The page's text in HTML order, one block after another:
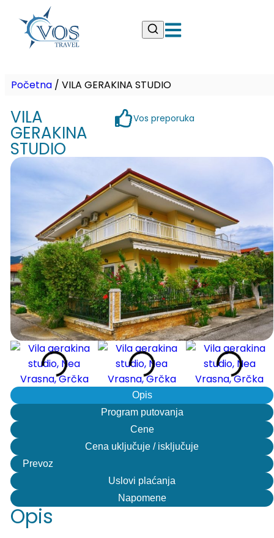
Početna / VILA GERAKINA STUDIO
VILA
GERAKINA
STUDIO
Vos preporuka
Opis
Program putovanja
Cene
Cena uključuje / isključuje
Prevoz
Uslovi plaćanja
Napomene
Opis